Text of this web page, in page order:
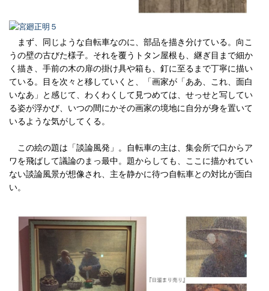
まず、同じような自転車なのに、部品を描き分けている。向こ
うの壁の古びた様子。それを覆うトタン屋根も、継ぎ目まで細か
く描き、手前の木の扉の掛け具や箱も、釘に至るまで丁寧に描い
ている。目を次々と移していくと、「画家が「ああ、これ、面白
いなあ」と感じて、わくわくして見つめては、せっせと写してい
る姿が浮かび、いつの間にかその画家の境地に自分が身を置いて
いるような気がしてくる。
この絵の題は「談論風発」。自転車の主は、集会所で口からア
ワを飛ばして議論のまっ最中。題からしても、ここに描かれてい
ない談論風景が想像され、主を静かに待つ自転車との対比が面白
い。